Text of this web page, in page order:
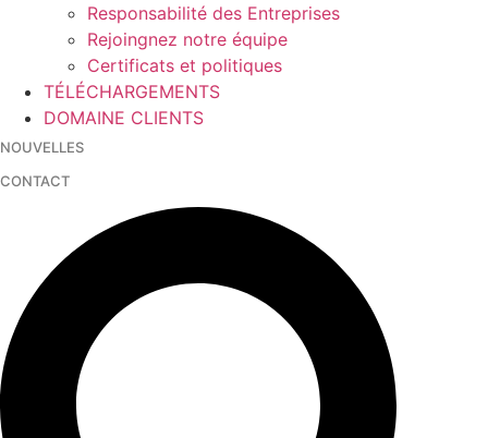
Responsabilité des Entreprises
Rejoingnez notre équipe
Certificats et politiques
TÉLÉCHARGEMENTS
DOMAINE CLIENTS
NOUVELLES
CONTACT